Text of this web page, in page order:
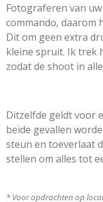
Fotograferen van
commando, daarom
Dit om geen extra
kleine spruit. Ik trek
zodat de shoot in
Ditzelfde geldt voor
beide gevallen
steun en toeverlaat
stellen om alles tot
* Voor opdrachten op